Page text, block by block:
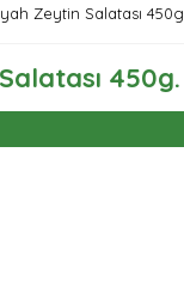
Zeytin Salatası 450g.
450g.